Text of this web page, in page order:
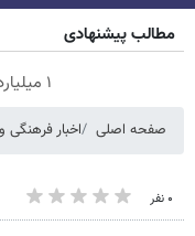
مطالب پیشنهادی
۱ میلیارد اعتبار خرید طلا | بدون ضامن و چک
صفحه اصلی اخبار فرهنگی
۰ نفر